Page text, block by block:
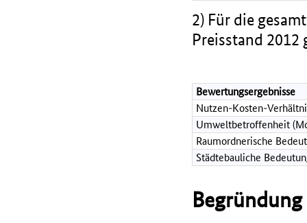
2) Für die
Preisstand 2012
Bewertungsergebnisse
Nutzen-Kosten-
Umweltbetroffenheit
Raumordnerische
Städtebauliche